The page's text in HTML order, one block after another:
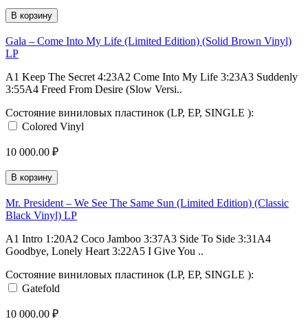
В корзину
Gala – Come Into My Life (Limited Edition) (Solid Brown Vinyl)
LP
A1 Keep The Secret 4:23A2 Come Into My Life 3:23A3 Suddenly
3:55A4 Freed From Desire (Slow Versi..
Состояние виниловых пластинок (LP, EP, SINGLE ):
Colored Vinyl
10 000.00 ₽
В корзину
Mr. President – We See The Same Sun (Limited Edition) (Classic
Black Vinyl) LP
A1 Intro 1:20A2 Coco Jamboo 3:37A3 Side To Side 3:31A4
Goodbye, Lonely Heart 3:22A5 I Give You ..
Состояние виниловых пластинок (LP, EP, SINGLE ):
Gatefold
10 000.00 ₽